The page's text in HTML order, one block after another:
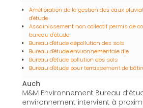
Amélioration de la gestion des eaux
d'étude
Assainissement non collectif permis de
bureau d'étude
Bureau d'étude dépollution des sols
Bureau d'étude environnementale dle
Bureau d'étude pollution des sols
Bureau d'étude pour terrassement de
Auch
M&M Environnement Bureau
environnement intervient à